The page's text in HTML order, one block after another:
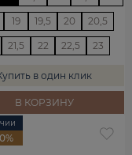
19 19,5 20 20,5
21,5 22 22,5 23
в один клик
В КОРЗИНУ